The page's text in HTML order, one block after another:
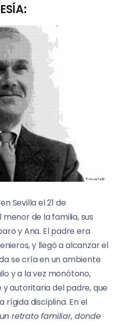
Sevilla el 21 de
menor de la familia, sus
y Ana. El padre era
y llegó a alcanzar el
se cría en un ambiente
y a la vez monótono,
autoritaria del padre, que
rígida disciplina. En el
retrato familiar, donde